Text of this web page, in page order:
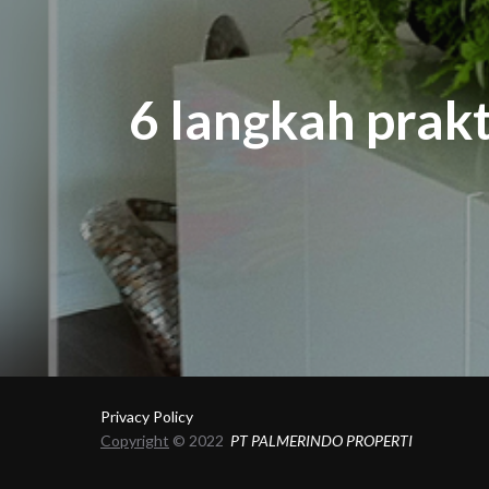
6 langkah
Privacy Policy
Copyright © 2022 PT PALMERINDO PROPERTI